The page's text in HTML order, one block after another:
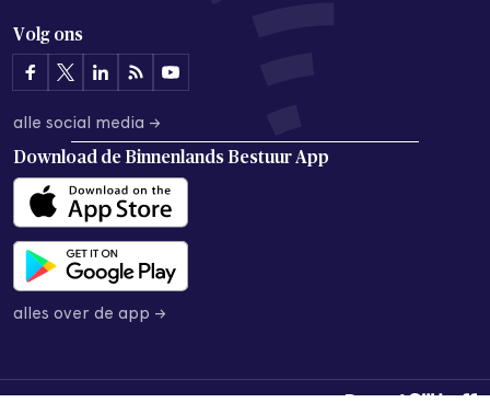
Volg ons
alle social media →
Download de Binnenlands Bestuur App
alles over de app →